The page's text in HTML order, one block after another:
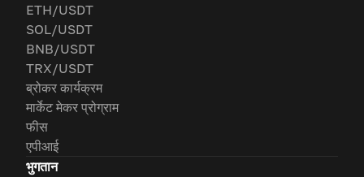
ETH/USDT
SOL/USDT
BNB/USDT
TRX/USDT
ब्रोकर कार्यक्रम
मार्केट मेकर प्रोग्राम
फीस
एपीआई
भुगतान